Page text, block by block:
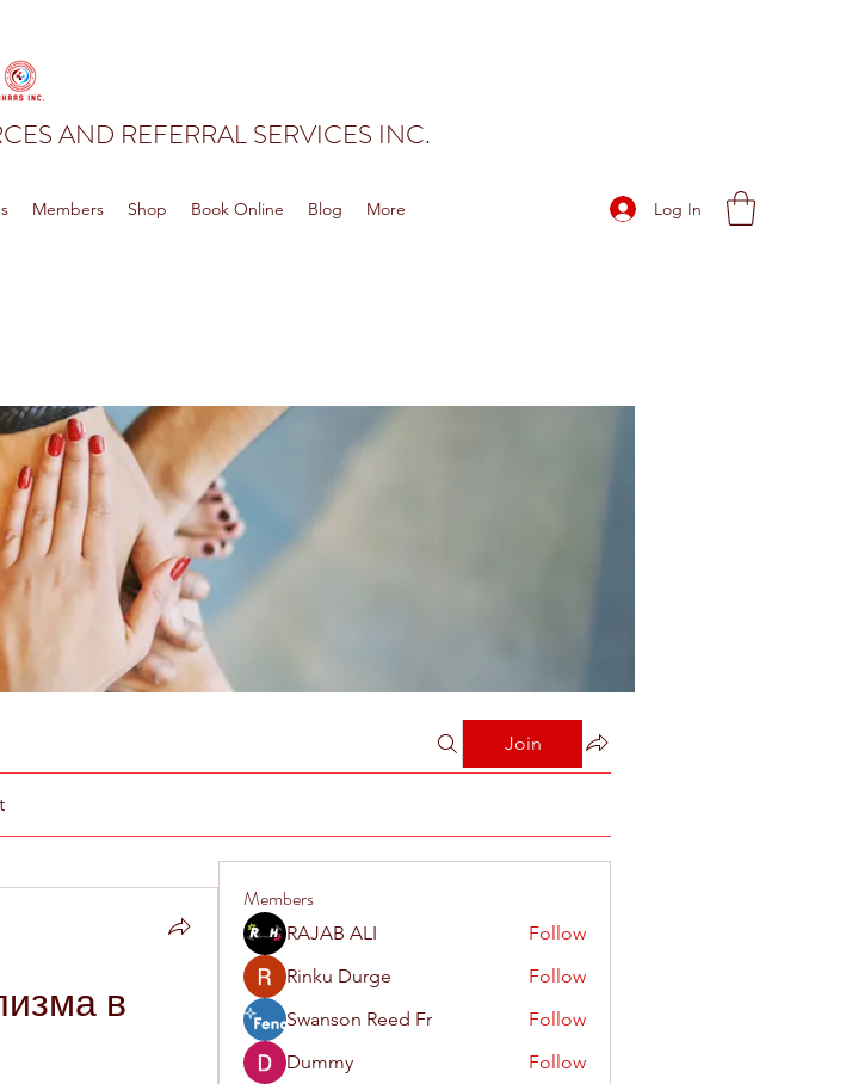
AND REFERRAL SERVICES INC.
Members Shop Book Online Blog More Log In
Join
в
Members
RAJAB ALI
Follow
Rinku Durge
Follow
Swanson Reed Fr
Follow
Dummy
Follow